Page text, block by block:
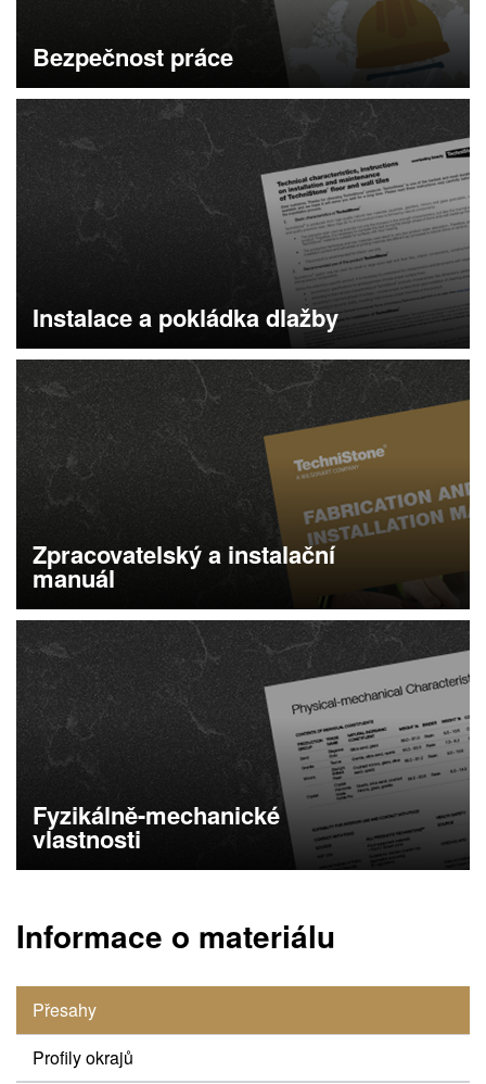
Bezpečnost práce
Více informací
Instalace a pokládka dlažby
Zpracovatelský a instalační
manuál
Fyzikálně-mechanické
vlastnosti
Informace o materiálu
Přesahy
Profily okrajů